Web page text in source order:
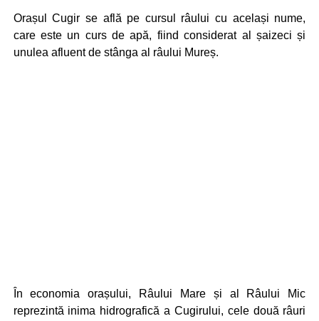
Orașul Cugir se află pe cursul râului cu același nume,
care este un curs de apă, fiind considerat al șaizeci și
unulea afluent de stânga al râului Mureș.
În economia orașului, Râului Mare și al Râului Mic
reprezintă inima hidrografică a Cugirului, cele două râuri